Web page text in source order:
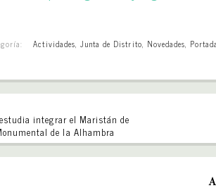
Actividades, Junta de Distrito, Novedades, Portada
integrar el Maristán de
de la Alhambra